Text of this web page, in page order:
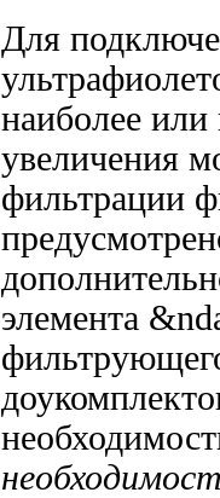
Для
наиболее или
увеличения
фильтрации
элемента